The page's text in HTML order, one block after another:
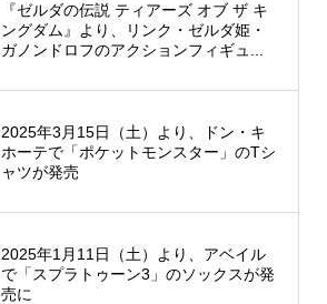
『ゼルダの伝説 ティアーズ オブ ザ キ
ングダム』より、リンク・ゼルダ姫・
ガノンドロフのアクションフィギュ...
2025年3月15日（土）より、ドン・キ
ホーテで「ポケットモンスター」のTシ
ャツが発売
2025年1月11日（土）より、アベイル
で「スプラトゥーン3」のソックスが発
売に